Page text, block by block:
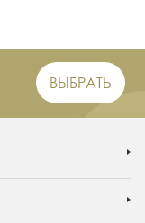
ВЫБРАТЬ